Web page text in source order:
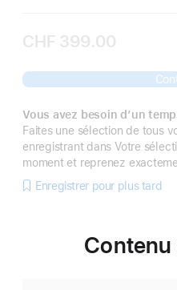
CHF 399.00
Vous avez besoin d’un
Faites une sélection de tous
enregistrant dans Votre
moment et reprenez
Enregistrer pour plus tard